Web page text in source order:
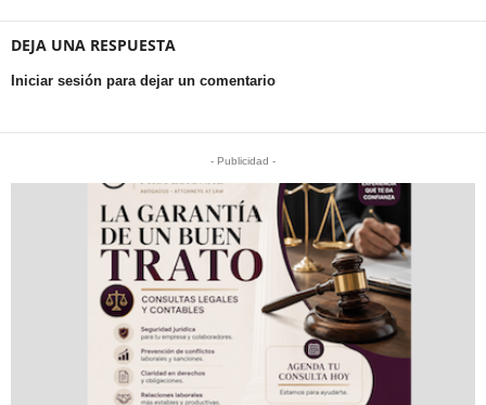
DEJA UNA RESPUESTA
Iniciar sesión para dejar un comentario
- Publicidad -